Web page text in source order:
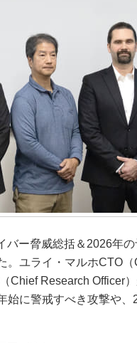
ー脅威総括＆2026年
。ユライ・マルホCTO（
Chief Research Officer
始に警戒すべき攻撃や